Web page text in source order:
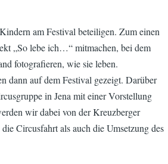
am Festival beteiligen. Zum einen
„So lebe ich…“ mitmachen, bei dem
fotografieren, wie sie leben.
dann auf dem Festival gezeigt. Darüber
in Jena mit einer Vorstellung
wir dabei von der Kreuzberger
Circusfahrt als auch die Umsetzung des